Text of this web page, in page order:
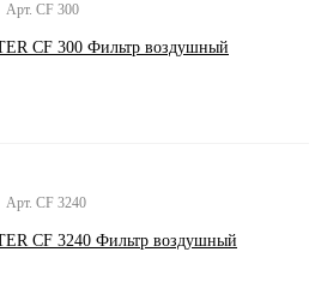
Арт. CF 300
CF 300 Фильтр воздушный
Арт. CF 3240
CF 3240 Фильтр воздушный